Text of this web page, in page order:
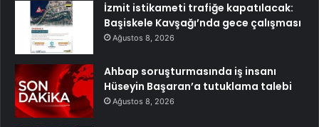
İzmit istikameti trafiğe kapatılacak:
Başiskele Kavşağı’nda gece çalışması
Ağustos 8, 2026
Ahbap soruşturmasında iş insanı
Hüseyin Başaran’a tutuklama talebi
Ağustos 8, 2026